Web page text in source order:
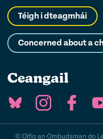
Téigh i dteagmhái
Concerned about a
Ceangail
© Oifig an Ombudsman do